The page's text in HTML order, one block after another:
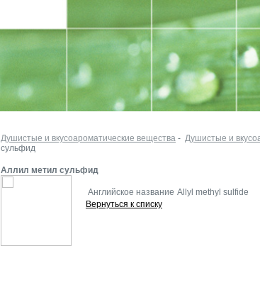
Душистые и вкусоароматические вещества - Душистые и
сульфид
Аллил метил сульфид
Английское название Allyl methyl sulfide
Вернуться к списку